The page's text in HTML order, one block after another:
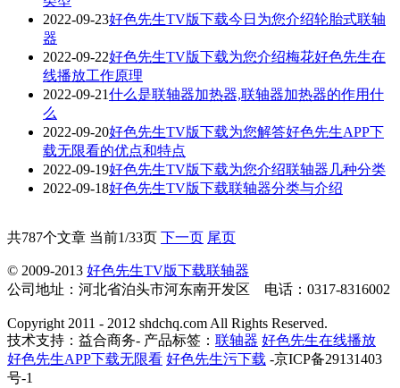
2022-09-23好色先生TV版下载今日为您介绍轮胎式联轴
器
2022-09-22好色先生TV版下载为您介绍梅花好色先生在
线播放工作原理
2022-09-21什么是联轴器加热器,联轴器加热器的作用什
么
2022-09-20好色先生TV版下载为您解答好色先生APP下
载无限看的优点和特点
2022-09-19好色先生TV版下载为您介绍联轴器几种分类
2022-09-18好色先生TV版下载联轴器分类与介绍
共787个文章 当前1/33页 下一页 尾页
© 2009-2013 好色先生TV版下载联轴器
公司地址：河北省泊头市河东南开发区 电话：0317-8316002
Copyright 2011 - 2012 shdchq.com All Rights Reserved.
技术支持：益合商务- 产品标签： 联轴器 好色先生在线播放
好色先生APP下载无限看 好色先生污下载 -京ICP备29131403
号-1